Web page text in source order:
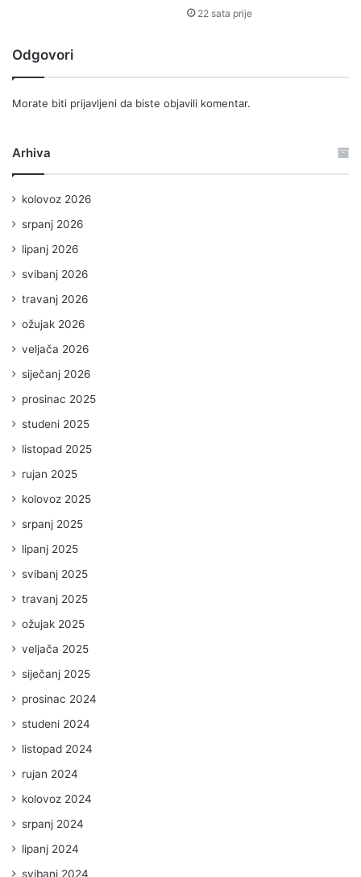
22 sata prije
Odgovori
Morate biti prijavljeni da biste objavili komentar.
Arhiva
kolovoz 2026
srpanj 2026
lipanj 2026
svibanj 2026
travanj 2026
ožujak 2026
veljača 2026
siječanj 2026
prosinac 2025
studeni 2025
listopad 2025
rujan 2025
kolovoz 2025
srpanj 2025
lipanj 2025
svibanj 2025
travanj 2025
ožujak 2025
veljača 2025
siječanj 2025
prosinac 2024
studeni 2024
listopad 2024
rujan 2024
kolovoz 2024
srpanj 2024
lipanj 2024
svibanj 2024